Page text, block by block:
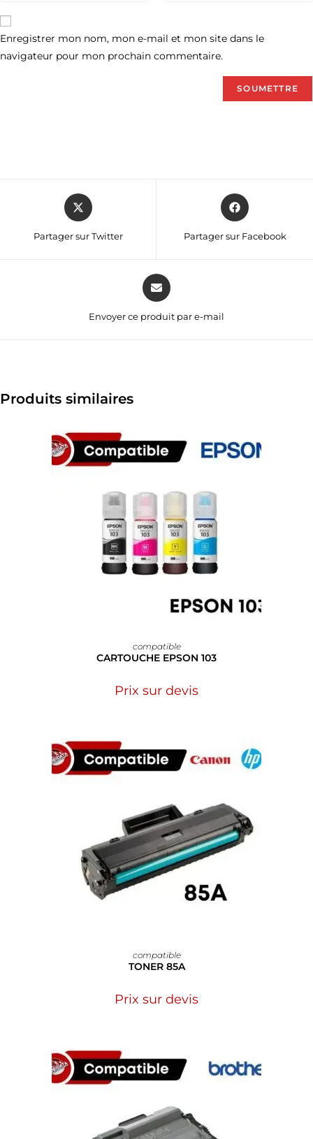
Enregistrer mon nom, mon e-mail et mon site dans le
navigateur pour mon prochain commentaire.
Partager sur Twitter Partager sur Facebook
Envoyer ce produit par e-mail
Produits similaires
compatible
CARTOUCHE EPSON 103
Prix sur devis
compatible
TONER 85A
Prix sur devis